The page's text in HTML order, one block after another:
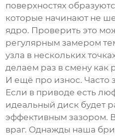
поверхностях
которые начинают не
ядро. Проверить это
регулярным замером
узла в нескольких
делаем раз в смену как
И ещё про износ. Часто
Если в приводе есть
идеальный диск будет
эффективным зазором.
враг. Однажды наша